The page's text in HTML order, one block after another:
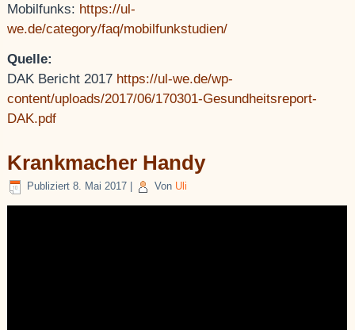
Mobilfunks: https://ul-
we.de/category/faq/mobilfunkstudien/
Quelle:
DAK Bericht 2017 https://ul-we.de/wp-
content/uploads/2017/06/170301-Gesundheitsreport-
DAK.pdf
Krankmacher Handy
Publiziert 8. Mai 2017 Von Uli